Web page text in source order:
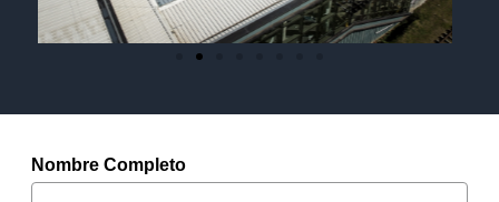
Nombre Completo